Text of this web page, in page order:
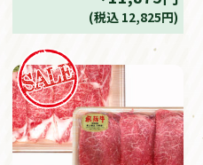
(税込 12,825円)